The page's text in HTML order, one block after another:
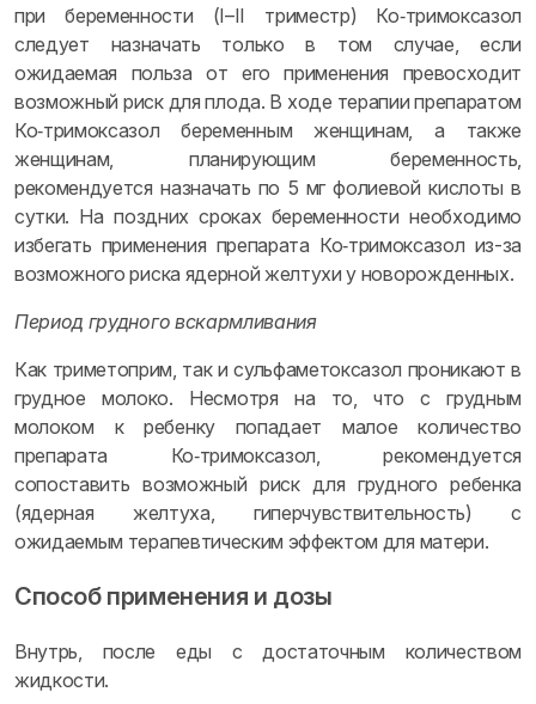
при беременности (I–II триместр) Ко‑тримоксазол
следует назначать только в том случае, если
ожидаемая польза от его применения превосходит
возможный риск для плода. В ходе терапии препаратом
Ко‑тримоксазол беременным женщинам, а также
женщинам, планирующим беременность,
рекомендуется назначать по 5 мг фолиевой кислоты в
сутки. На поздних сроках беременности необходимо
избегать применения препарата Ко‑тримоксазол из-за
возможного риска ядерной желтухи у новорожденных.
Период грудного вскармливания
Как триметоприм, так и сульфаметоксазол проникают в
грудное молоко. Несмотря на то, что с грудным
молоком к ребенку попадает малое количество
препарата Ко‑тримоксазол, рекомендуется
сопоставить возможный риск для грудного ребенка
(ядерная желтуха, гиперчувствительность) с
ожидаемым терапевтическим эффектом для матери.
Способ применения и дозы
Внутрь, после еды с достаточным количеством
жидкости.